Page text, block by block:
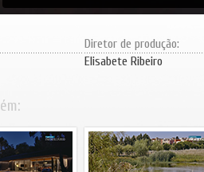
Diretor de produção:
Elisabete Ribeiro